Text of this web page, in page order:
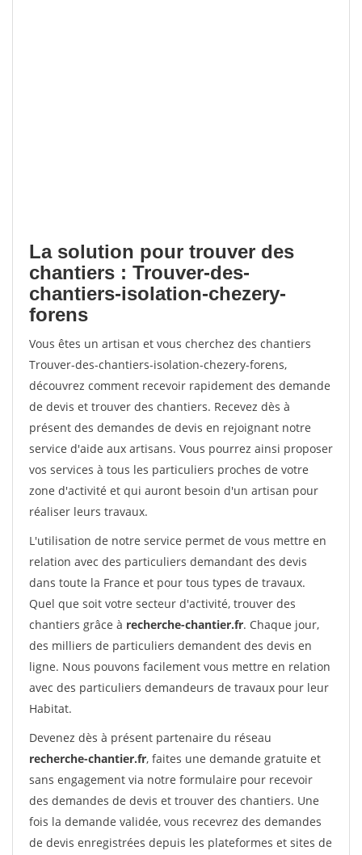
La solution pour trouver des
chantiers : Trouver-des-
chantiers-isolation-chezery-
forens
Vous êtes un artisan et vous cherchez des chantiers
Trouver-des-chantiers-isolation-chezery-forens,
découvrez comment recevoir rapidement des demande
de devis et trouver des chantiers. Recevez dès à
présent des demandes de devis en rejoignant notre
service d'aide aux artisans. Vous pourrez ainsi proposer
vos services à tous les particuliers proches de votre
zone d'activité et qui auront besoin d'un artisan pour
réaliser leurs travaux.
L'utilisation de notre service permet de vous mettre en
relation avec des particuliers demandant des devis
dans toute la France et pour tous types de travaux.
Quel que soit votre secteur d'activité, trouver des
chantiers grâce à recherche-chantier.fr. Chaque jour,
des milliers de particuliers demandent des devis en
ligne. Nous pouvons facilement vous mettre en relation
avec des particuliers demandeurs de travaux pour leur
Habitat.
Devenez dès à présent partenaire du réseau
recherche-chantier.fr, faites une demande gratuite et
sans engagement via notre formulaire pour recevoir
des demandes de devis et trouver des chantiers. Une
fois la demande validée, vous recevrez des demandes
de devis enregistrées depuis les plateformes et sites de